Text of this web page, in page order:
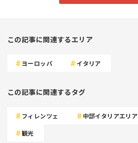
この記事に関連するエリア
ヨーロッパ イタリア
この記事に関連するタグ
フィレンツェ 中部イタリアエリア
観光